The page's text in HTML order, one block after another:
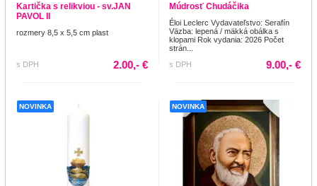
Kartička s relikviou - sv.JAN
PAVOL II
rozmery 8,5 x 5,5 cm plast
s DPH 2.00,- €
Múdrosť Chudáčika
Éloi Leclerc Vydavateľstvo: Serafín
Väzba: lepená / mäkká obálka s
klopami Rok vydania: 2026 Počet
strán...
s DPH
9.00,- €
NOVINKA NOVINKA